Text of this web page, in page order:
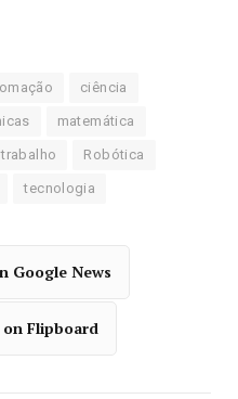
ciência
matemática
Robótica
tecnologia
Google News
Flipboard